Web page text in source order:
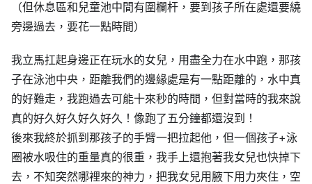
（但休息區和兒童池中間有圍欄杆，要到孩子所在處還要繞
旁邊過去，要花一點時間）
我立馬扛起身邊正在玩水的女兒，用盡全力在水中跑，那孩
子在泳池中央，距離我們的邊緣處是有一點距離的，水中真
的好難走，我跑過去可能十來秒的時間，但對當時的我來說
真的好久好久好久好久！像跑了五分鐘都還沒到！
後來我終於抓到那孩子的手臂一把拉起他，但一個孩子+泳
圈被水吸住的重量真的很重，我手上還抱著我女兒也快掉下
去，不知突然哪裡來的神力，把我女兒用腋下用力夾住，空